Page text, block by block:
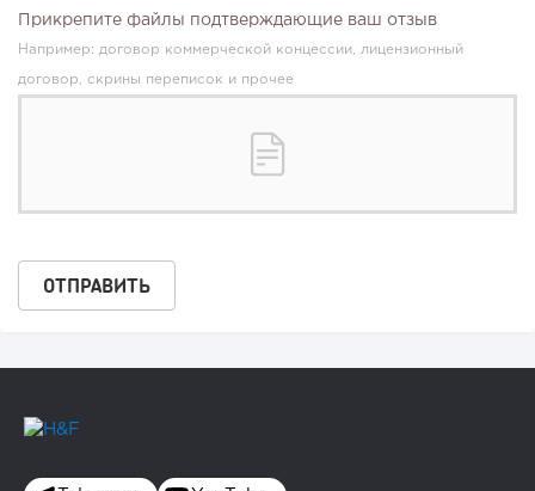
Прикрепите файлы подтверждающие ваш отзыв
Например: договор коммерческой концессии, лицензионный
договор, скрины переписок и прочее